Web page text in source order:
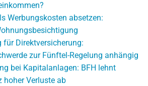
Werbungskosten absetzen:
Direktversicherung:
zur Fünftel-Regelung anhängig
bei Kapitalanlagen: BFH lehnt
hoher Verluste ab